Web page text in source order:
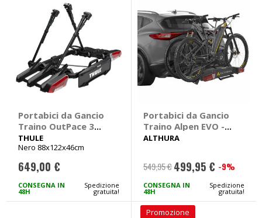
Portabici da Gancio
Traino OutPace 3
bici - THULE
THULE
Nero 88x122x46cm
649,00 €
CONSEGNA IN
48H
Spedizione
gratuita!
Portabici da Gancio
Traino Alpen EVO -
ALTHURA
ALTHURA
549,95 € Prezzo
speciale
499,95 € -9%
CONSEGNA IN
48H
Spedizione
gratuita!
Promozione